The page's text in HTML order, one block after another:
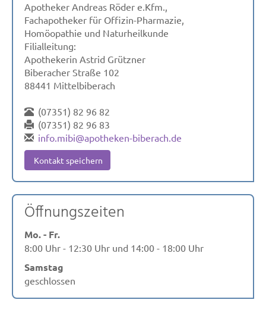
Apotheker Andreas Röder e.Kfm.,
Fachapotheker für Offizin-Pharmazie,
Homöopathie und Naturheilkunde
Filialleitung:
Apothekerin Astrid Grützner
Biberacher Straße 102
88441 Mittelbiberach
(07351) 82 96 82
(07351) 82 96 83
info.mibi@apotheken-biberach.de
Kontakt speichern
Öffnungszeiten
Mo. - Fr.
8:00 Uhr - 12:30 Uhr und 14:00 - 18:00 Uhr
Samstag
geschlossen